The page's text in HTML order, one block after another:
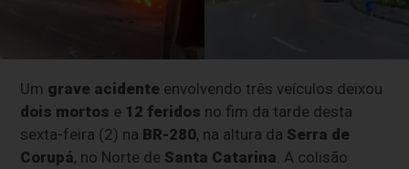
Um grave acidente envolvendo três veículos deixou
dois mortos e 12 feridos no fim da tarde desta
sexta-feira (2) na BR-280, na altura da Serra de
Corupá, no Norte de Santa Catarina . A colisão